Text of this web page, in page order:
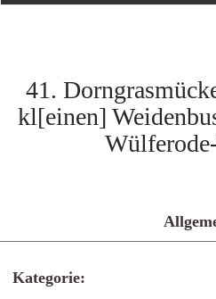
41.
kl[einen]
Kategorie: